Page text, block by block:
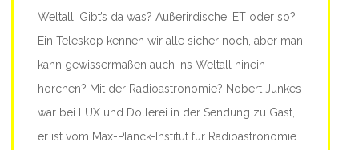
Weltall. Gibt’s da was? Außerirdische, ET oder so?
Ein Teleskop kennen wir alle sicher noch, aber man
kann gewissermaßen auch ins Weltall hinein-
horchen? Mit der Radioastronomie? Nobert Junkes
war bei LUX und Dollerei in der Sendung zu Gast,
er ist vom Max-Planck-Institut für Radioastronomie.